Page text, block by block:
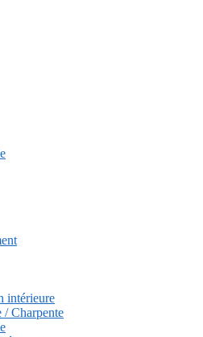
intérieure
/ Charpente